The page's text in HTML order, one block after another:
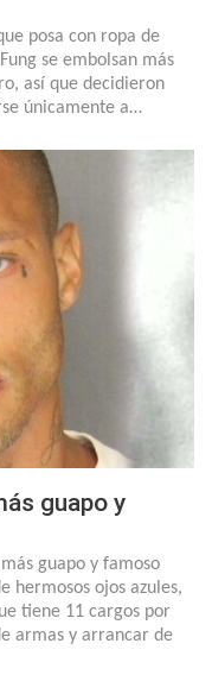
posa con ropa de
se embolsan más
así que decidieron
únicamente a…
guapo y
guapo y famoso
hermosos ojos azules,
tiene 11 cargos por
armas y arrancar de